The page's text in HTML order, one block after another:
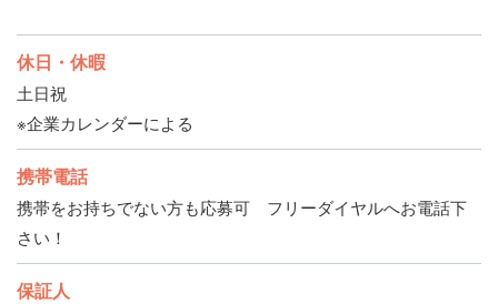
休日・休暇
土日祝
※企業カレンダーによる
携帯電話
携帯をお持ちでない方も応募可 フリーダイヤルへお電話下
さい！
保証人